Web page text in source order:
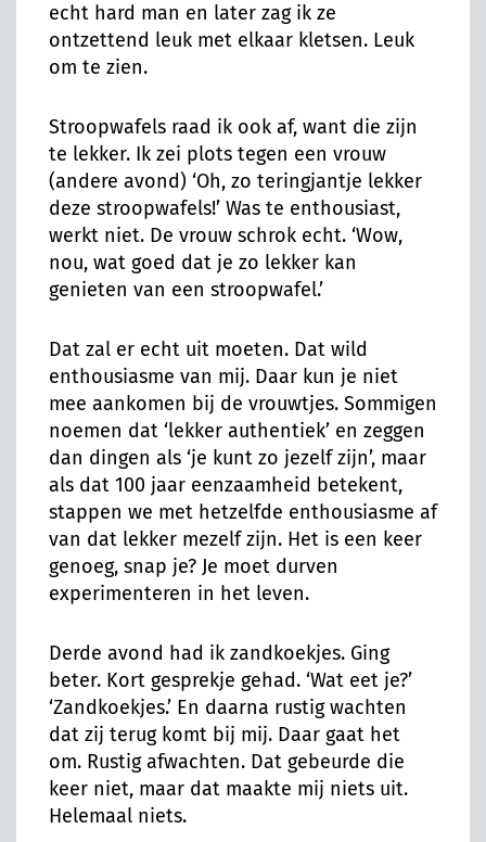
echt hard man en later zag ik ze
ontzettend leuk met elkaar kletsen. Leuk
om te zien.
Stroopwafels raad ik ook af, want die zijn
te lekker. Ik zei plots tegen een vrouw
(andere avond) ‘Oh, zo teringjantje lekker
deze stroopwafels!’ Was te enthousiast,
werkt niet. De vrouw schrok echt. ‘Wow,
nou, wat goed dat je zo lekker kan
genieten van een stroopwafel.’
Dat zal er echt uit moeten. Dat wild
enthousiasme van mij. Daar kun je niet
mee aankomen bij de vrouwtjes. Sommigen
noemen dat ‘lekker authentiek’ en zeggen
dan dingen als ‘je kunt zo jezelf zijn’, maar
als dat 100 jaar eenzaamheid betekent,
stappen we met hetzelfde enthousiasme af
van dat lekker mezelf zijn. Het is een keer
genoeg, snap je? Je moet durven
experimenteren in het leven.
Derde avond had ik zandkoekjes. Ging
beter. Kort gesprekje gehad. ‘Wat eet je?’
‘Zandkoekjes.’ En daarna rustig wachten
dat zij terug komt bij mij. Daar gaat het
om. Rustig afwachten. Dat gebeurde die
keer niet, maar dat maakte mij niets uit.
Helemaal niets.